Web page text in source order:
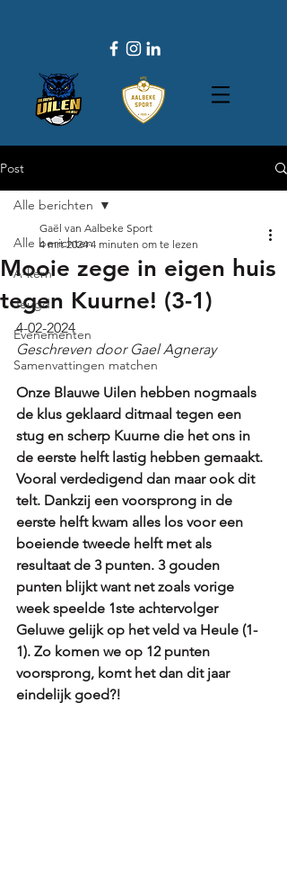
Post
Alle berichten
A-kern
Jeugd
Evenementen
Samenvattingen matchen
Alle berichten
Mooie zege in eigen huis
tegen Kuurne! (3-1)
Gaël van Aalbeke Sport
4 mrt 2024 4 minuten om te lezen
4-02-2024
Geschreven door Gael Agneray
Onze Blauwe Uilen hebben nogmaals
de klus geklaard ditmaal tegen een
stug en scherp Kuurne die het ons in
de eerste helft lastig hebben gemaakt.
Vooral verdedigend dan maar ook dit
telt. Dankzij een voorsprong in de
eerste helft kwam alles los voor een
boeiende tweede helft met als
resultaat de 3 punten. 3 gouden
punten blijkt want net zoals vorige
week speelde 1ste achtervolger
Geluwe gelijk op het veld va Heule (1-
1). Zo komen we op 12 punten
voorsprong, komt het dan dit jaar
eindelijk goed?!